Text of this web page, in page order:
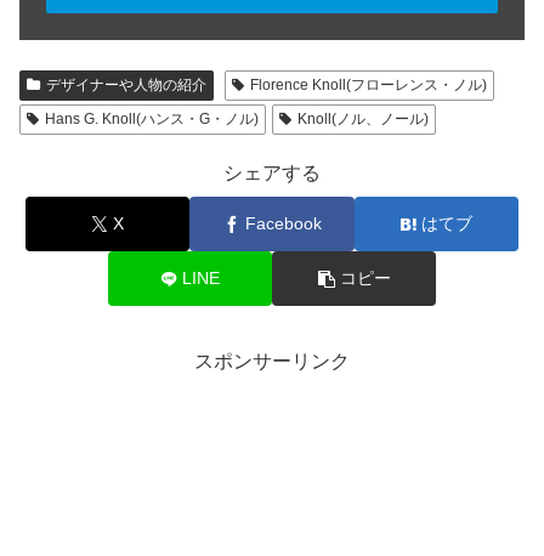
デザイナーや人物の紹介
Florence Knoll(フローレンス・ノル)
Hans G. Knoll(ハンス・G・ノル)
Knoll(ノル、ノール)
シェアする
X Facebook はてブ
LINE コピー
スポンサーリンク